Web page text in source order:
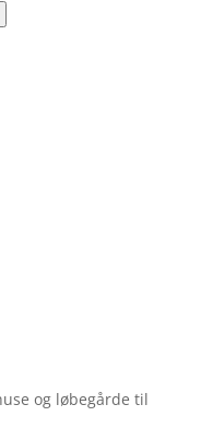
og løbegårde til